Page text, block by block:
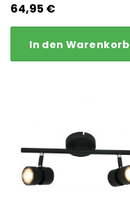
64,95 €
In den Warenkorb